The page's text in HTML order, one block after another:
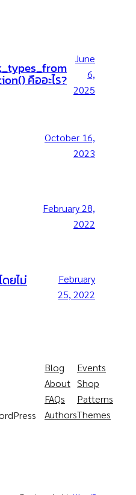
คืออะไร?
June
6,
2025
October 16,
2023
February 28,
2022
ยไม่
February
25, 2022
Blog
About
FAQs
Authors
Events
Shop
Patterns
Themes